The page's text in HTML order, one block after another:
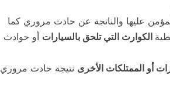
عليها والناتجة عن حادث مروري كما
الكوارث التي تلحق بالسيارات أو حوادث
أو الممتلكات الأخرى نتيجة حادث مروري